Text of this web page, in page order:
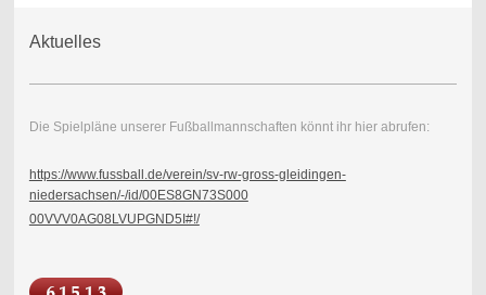
Aktuelles
Die Spielpläne unserer Fußballmannschaften könnt ihr hier abrufen:
https://www.fussball.de/verein/sv-rw-gross-gleidingen-
niedersachsen/-/id/00ES8GN73S000
00VVV0AG08LVUPGND5I#!/